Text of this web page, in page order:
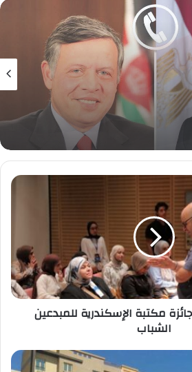
السيسي يجري اليوم اتصالًا
الملك عبد الله الثاني ابن
الأردنية الهاشمية
مكتبة الإسكندرية للمبدعين
الشباب